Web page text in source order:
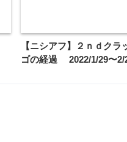
【ニシアフ】２ｎｄク
ゴの経過 2022/1/29〜2/